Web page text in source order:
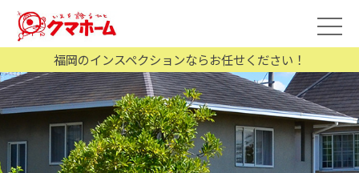
福岡のインスペクションならお任せください！